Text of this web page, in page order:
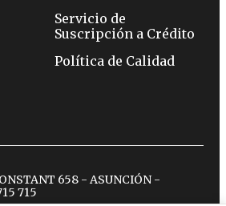
Servicio de
Suscripción a Crédito
Política de Calidad
658 - ASUNCIÓN -
715